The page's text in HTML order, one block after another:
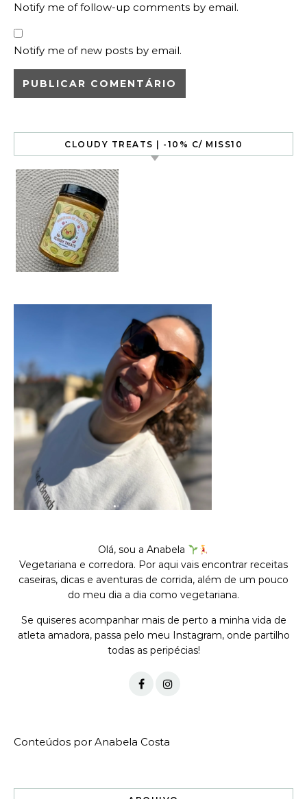
Notify me of follow-up comments by email.
Notify me of new posts by email.
CLOUDY TREATS | -10% C/ MISS10
Olá, sou a Anabela
Vegetariana e corredora. Por aqui vais encontrar receitas
caseiras, dicas e aventuras de corrida, além de um pouco
do meu dia a dia como vegetariana.
Se quiseres acompanhar mais de perto a minha vida de
atleta amadora, passa pelo meu Instagram, onde partilho
todas as peripécias!
Conteúdos por Anabela Costa